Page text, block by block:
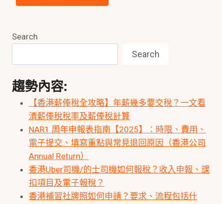
Search
Search
趨勢內容:
【香港薪俸稅全攻略】年薪幾多要交稅？一文看
清薪俸稅稅率及薪俸稅計算
NAR1 周年申報表指南【2025】：時限、費用、
電子提交、填寫重點與常見退回原因（香港公司
Annual Return）
香港Uber司機/的士司機如何報稅？收入申報、課
扣項目及電子報稅？
香港補習社牌照如何申請？要求、流程包括什